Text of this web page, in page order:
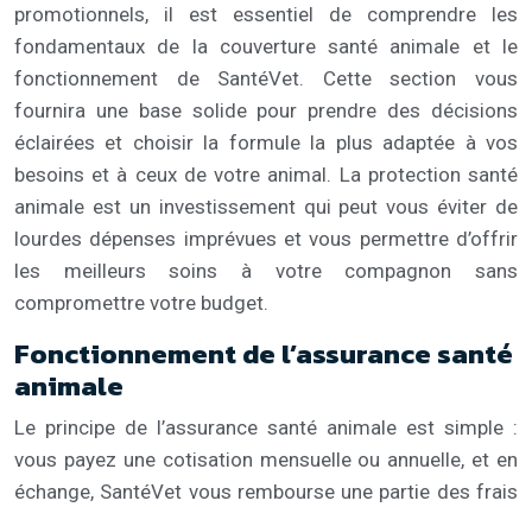
promotionnels, il est essentiel de comprendre les
fondamentaux de la couverture santé animale et le
fonctionnement de SantéVet. Cette section vous
fournira une base solide pour prendre des décisions
éclairées et choisir la formule la plus adaptée à vos
besoins et à ceux de votre animal. La protection santé
animale est un investissement qui peut vous éviter de
lourdes dépenses imprévues et vous permettre d’offrir
les meilleurs soins à votre compagnon sans
compromettre votre budget.
Fonctionnement de l’assurance santé
animale
Le principe de l’assurance santé animale est simple :
vous payez une cotisation mensuelle ou annuelle, et en
échange, SantéVet vous rembourse une partie des frais